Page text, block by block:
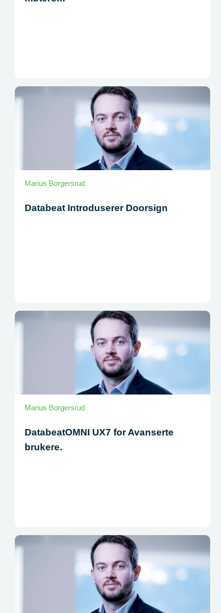
Marius Borgersrud
Databeat Introduserer Doorsign
Marius Borgersrud
DatabeatOMNI UX7 for Avanserte
brukere.